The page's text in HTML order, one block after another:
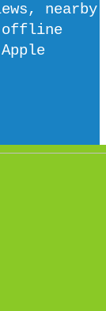
nearby
offline